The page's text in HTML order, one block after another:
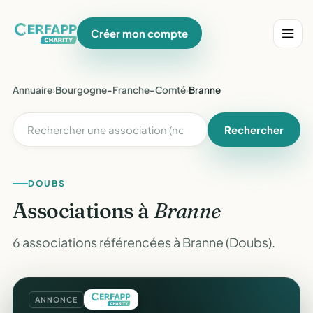
Créer mon compte
Annuaire›Bourgogne-Franche-Comté›Branne
Rechercher
DOUBS
Associations àBranne
6 associations référencées à Branne (Doubs).
ANNONCE